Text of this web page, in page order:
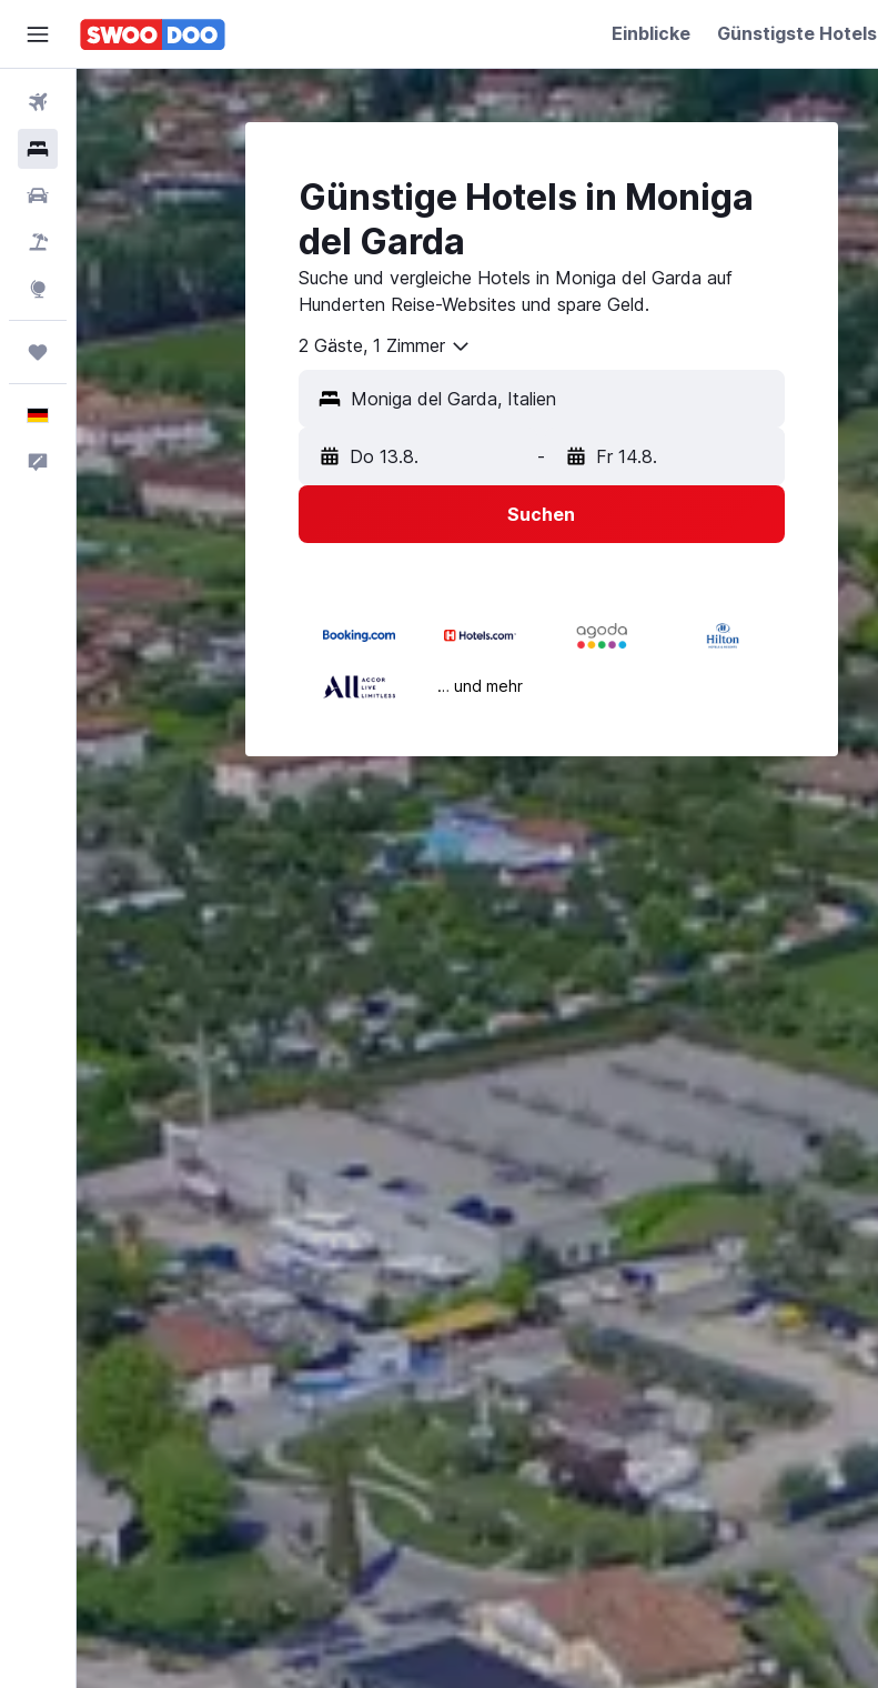
Einblicke Günstigste Hotels
Flüge
Mietwagen
Pauschalreisen
Explore
Trips
Deutsch
Feedback
Günstige Hotels in Moniga
del Garda
Suche und vergleiche Hotels in Moniga del Garda auf
Hunderten Reise-Websites und spare Geld.
2 Gäste, 1 Zimmer
Do 13.8. - Fr 14.8.
Suchen
… und mehr